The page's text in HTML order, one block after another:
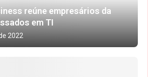
reúne empresários da
em TI
2022